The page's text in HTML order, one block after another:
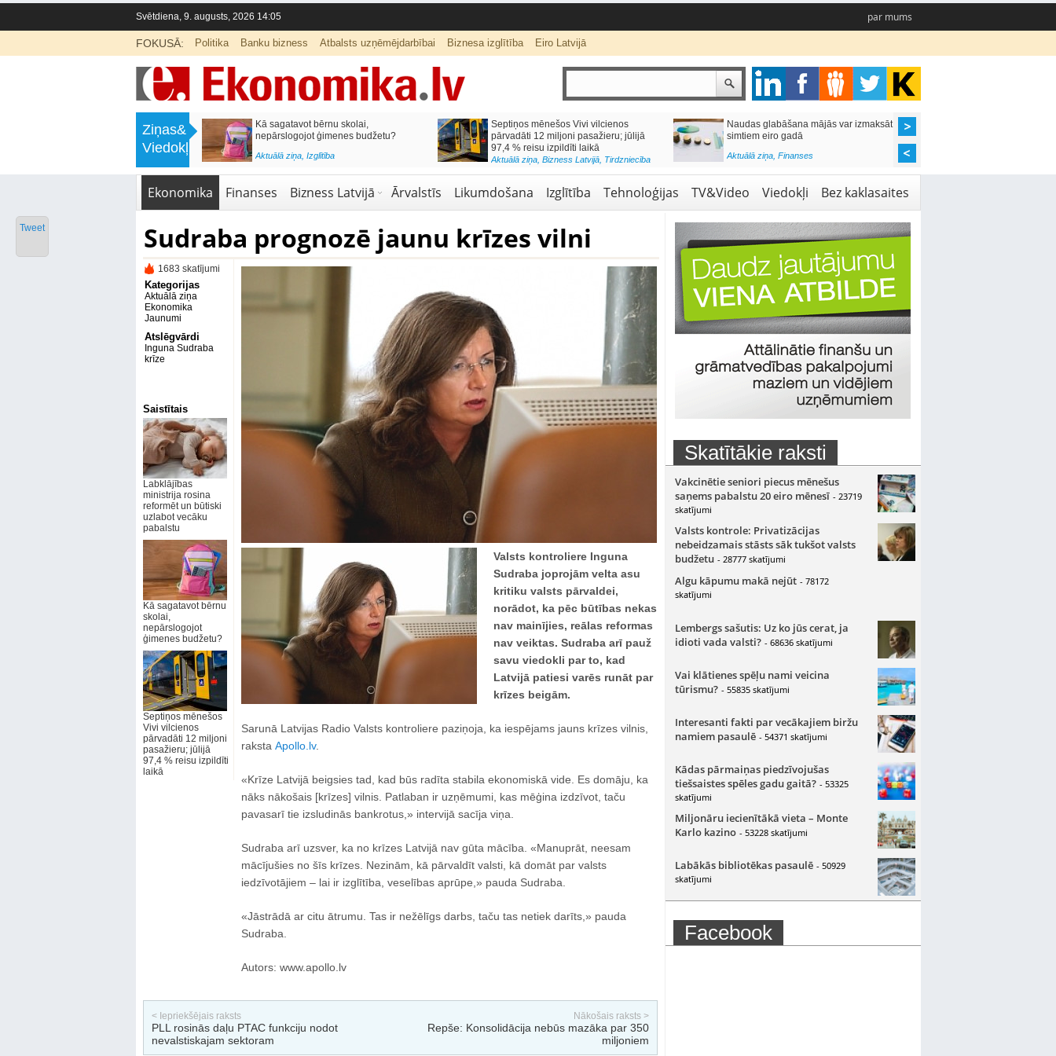
Svētdiena, 9. augusts, 2026 14:05 par mums
FOKUSĀ: Politika Banku bizness Atbalsts uzņēmējdarbībai Biznesa izglītība Eiro Latvijā
Ziņas&
Viedokļi
Labklājības ministrija rosina reformēt
un būtiski uzlabot vecāku pabalstu
Kā sagatavot bērnu skolai,
nepārslogojot ģimenes budžetu?
Aktuālā ziņa, Izglītība
Septiņos mēnešos Vivi vilcienos
pārvadāti 12 miljoni pasažieru; jūlijā
97,4 % reisu izpildīti laikā
Aktuālā ziņa, Bizness Latvijā, Tirdzniecība
Naudas glabāšana mājās var izmaksāt
simtiem eiro gadā
Aktuālā ziņa, Finanses
Ekonomika Finanses Bizness Latvijā Ārvalstīs Likumdošana Izglītība Tehnoloģijas TV&Video Viedokļi Bez kaklasaites
Sudraba prognozē jaunu krīzes vilni
1683 skatījumi
Kategorijas
Aktuālā ziņa
Ekonomika
Jaunumi
Atslēgvārdi
Inguna Sudraba
krīze
Saistītais
Labklājības
ministrija rosina
reformēt un būtiski
uzlabot vecāku
pabalstu
Kā sagatavot bērnu
skolai,
nepārslogojot
ģimenes budžetu?
Septiņos mēnešos
Vivi vilcienos
pārvadāti 12 miljoni
pasažieru; jūlijā
97,4 % reisu izpildīti
laikā
Valsts kontroliere Inguna
Sudraba joprojām velta asu
kritiku valsts pārvaldei,
norādot, ka pēc būtības nekas
nav mainījies, reālas reformas
nav veiktas. Sudraba arī pauž
savu viedokli par to, kad
Latvijā patiesi varēs runāt par
krīzes beigām.
Sarunā Latvijas Radio Valsts kontroliere paziņoja, ka iespējams jauns krīzes vilnis,
raksta Apollo.lv.
«Krīze Latvijā beigsies tad, kad būs radīta stabila ekonomiskā vide. Es domāju, ka
nāks nākošais [krīzes] vilnis. Patlaban ir uzņēmumi, kas mēģina izdzīvot, taču
pavasarī tie izsludinās bankrotus,» intervijā sacīja viņa.
Sudraba arī uzsver, ka no krīzes Latvijā nav gūta mācība. «Manuprāt, neesam
mācījušies no šīs krīzes. Nezinām, kā pārvaldīt valsti, kā domāt par valsts
iedzīvotājiem – lai ir izglītība, veselības aprūpe,» pauda Sudraba.
«Jāstrādā ar citu ātrumu. Tas ir nežēlīgs darbs, taču tas netiek darīts,» pauda
Sudraba.
Autors: www.apollo.lv
< Iepriekšējais raksts
PLL rosinās daļu PTAC funkciju nodot
nevalstiskajam sektoram
Nākošais raksts >
Repše: Konsolidācija nebūs mazāka par 350
miljoniem
Skatītākie raksti
Vakcinētie seniori piecus mēnešus
saņems pabalstu 20 eiro mēnesī - 23719
skatījumi
Valsts kontrole: Privatizācijas
nebeidzamais stāsts sāk tukšot valsts
budžetu - 28777 skatījumi
Algu kāpumu makā nejūt - 78172
skatījumi
Lembergs sašutis: Uz ko jūs cerat, ja
idioti vada valsti? - 68636 skatījumi
Vai klātienes spēļu nami veicina
tūrismu? - 55835 skatījumi
Interesanti fakti par vecākajiem biržu
namiem pasaulē - 54371 skatījumi
Kādas pārmaiņas piedzīvojušas
tiešsaistes spēles gadu gaitā? - 53325
skatījumi
Miljonāru iecienītākā vieta – Monte
Karlo kazino - 53228 skatījumi
Labākās bibliotēkas pasaulē - 50929
skatījumi
Facebook
Tweet